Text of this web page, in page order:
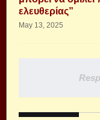
ελευθερίας”
May 13, 2025